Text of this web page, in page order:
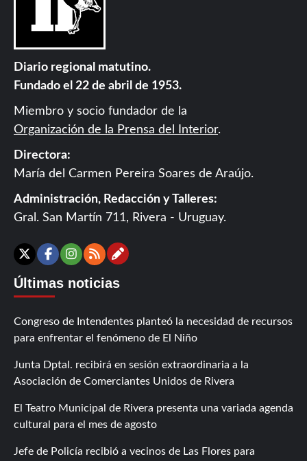
Diario regional matutino.
Fundado el 22 de abril de 1953.
Miembro y socio fundador de la
Organización de la Prensa del Interior.
Directora:
María del Carmen Pereira Soares de Araújo.
Administración, Redacción y Talleres:
Gral. San Martín 711, Rivera - Uruguay.
X Facebook
Instagram
RSSContáctanos
Últimas noticias
Congreso de Intendentes planteó la necesidad de recursos
para enfrentar el fenómeno de El Niño
Junta Dptal. recibirá en sesión extraordinaria a la
Asociación de Comerciantes Unidos de Rivera
El Teatro Municipal de Rivera presenta una variada agenda
cultural para el mes de agosto
Jefe de Policía recibió a vecinos de Las Flores para